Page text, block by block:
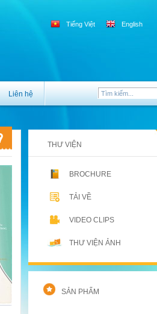
Tiếng Việt English
Liên hệ
THƯ VIỆN
BROCHURE
TẢI VỀ
VIDEO CLIPS
THƯ VIỆN ẢNH
SẢN PHẨM